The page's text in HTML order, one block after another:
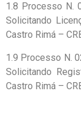
1.8 Processo N.
Solicitando
Castro Rimá –
1.9 Processo N.
Solicitando
Castro Rimá –